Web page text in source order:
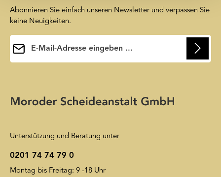
Abonnieren Sie einfach unseren Newsletter und verpassen Sie
keine Neuigkeiten.
Datenschutzerklärung wird insoweit verwiesen.
Unterstützung und Beratung unter
0201 74 74 79 0
Montag bis Freitag: 9 -18 Uhr